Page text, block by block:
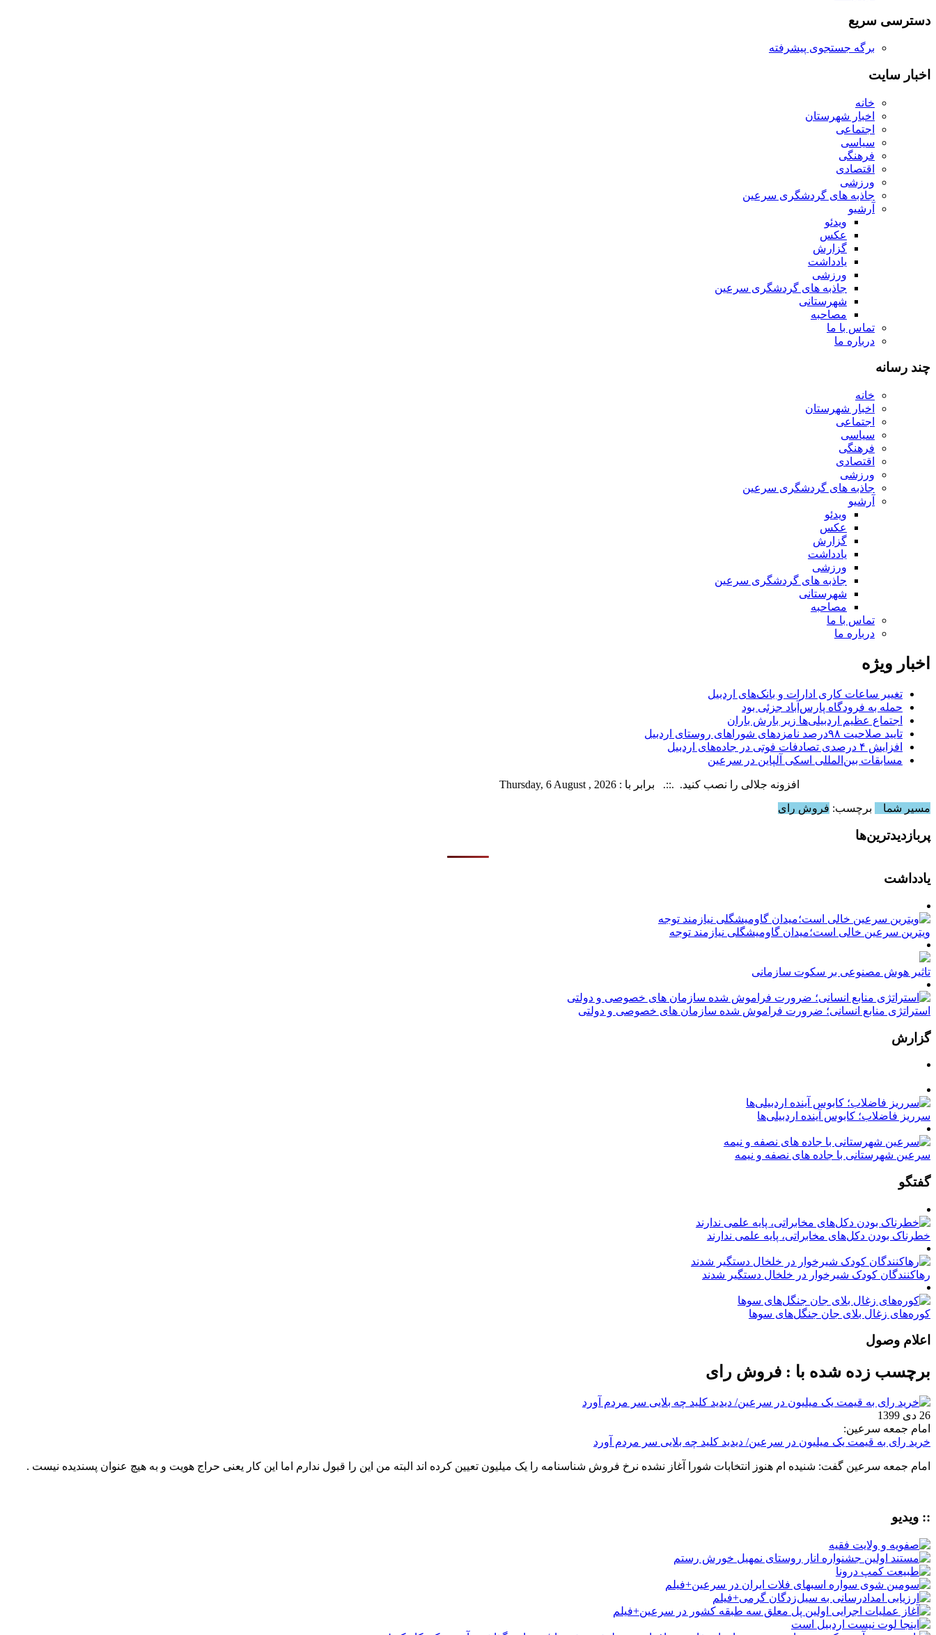
دسترسی سریع
برگه جستجوی پیشرفته
اخبار سایت
خانه
اخبار شهرستان
اجتماعی
سیاسی
فرهنگی
اقتصادی
ورزشی
جاذبه های گردشگری سرعین
آرشیو
ویدئو
عکس
گزارش
یادداشت
ورزشی
جاذبه های گردشگری سرعین
شهرستانی
مصاحبه
تماس با ما
درباره ما
چند رسانه
خانه
اخبار شهرستان
اجتماعی
سیاسی
فرهنگی
اقتصادی
ورزشی
جاذبه های گردشگری سرعین
آرشیو
ویدئو
عکس
گزارش
یادداشت
ورزشی
جاذبه های گردشگری سرعین
شهرستانی
مصاحبه
تماس با ما
درباره ما
اخبار ویژه
تغییر ساعات کاری ادارات و بانک‌های اردبیل
حمله به فرودگاه پارس‌‌آباد جزئی بود
اجتماع عظیم اردبیلی‌ها زیر بارش باران
تایید صلاحیت ۹۸درصد نامزدهای شوراهای روستای اردبیل
افزایش ۴ درصدی تصادفات فوتی در جاده‌های اردبیل
مسابقات بین‌المللی اسکی آلپاین در سرعین
افزونه جلالی را نصب کنید. .::. برابر با : Thursday, 6 August , 2026
مسیر شما
برچسب: فروش رای
پربازدیدترین‌ها
یادداشت
ویترین سرعین خالی است؛میدان گاومیشگلی نیازمند توجه
تاثیر هوش مصنوعی بر سکوت سازمانی
استراتژی منابع انسانی؛ ضرورت فراموش شده سازمان های خصوصی و دولتی
گزارش
سرریز فاضلاب؛ کابوس آینده اردبیلی‌ها
سرعین شهرستانی با جاده های نصفه و نیمه
گفتگو
خطرناک بودن دکل‌های مخابراتی، پایه علمی ندارند
رهاکنندگان کودک شیرخوار در خلخال دستگیر شدند
کوره‌های زغال بلای جان جنگل‌های سوها
اعلام وصول
برچسب زده شده با : فروش رای
26 دی 1399
امام جمعه سرعین:
خرید رای به قیمت یک میلیون در سرعین/ دیدید کلید چه بلایی سر مردم آورد
امام جمعه سرعین گفت: شنیده ام هنوز انتخابات شورا آغاز نشده نرخ فروش شناسنامه را یک میلیون تعیین کرده اند البته من این را قبول ندارم اما این کار یعنی حراج هویت و به هیچ عنوان پسندیده نیست .
:: ویدیو